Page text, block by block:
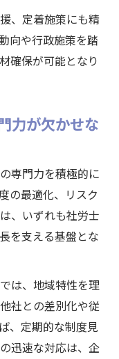
、定着施策にも精
向や行政施策を踏
確保が可能となり
力が欠かせな
専門力を積極的に
の最適化、リスク
、いずれも社労士
を支える基盤とな
は、地域特性を理
社との差別化や従
、定期的な制度見
迅速な対応は、企